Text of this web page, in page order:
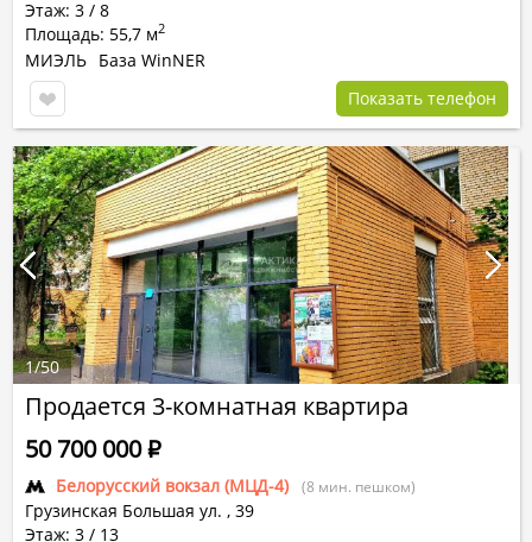
Этаж: 3 / 8
Площадь: 55,7 м2
МИЭЛЬ База WinNER
Показать телефон
Продается 3-комнатная квартира
Белорусский вокзал (МЦД-4) (8 мин. пешком)
Грузинская Большая ул. , 39
Этаж: 3 / 13
50 700 000Р
1/50